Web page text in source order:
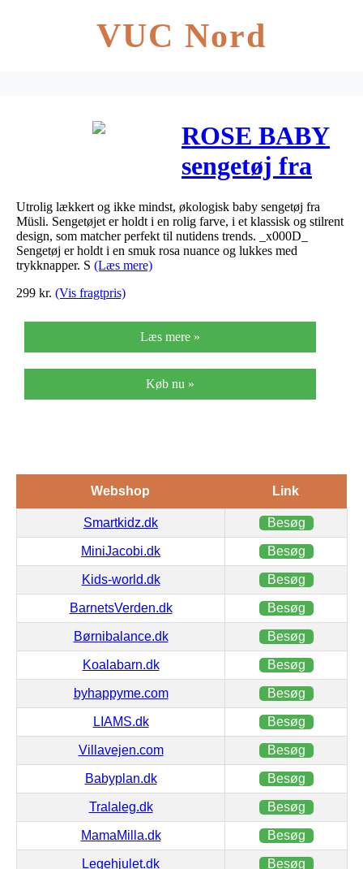
VUC Nord
ROSE BABY
sengetøj fra
Müsli
Utrolig lækkert og ikke mindst, økologisk baby sengetøj fra
Müsli. Sengetøjet er holdt i en rolig farve, i et klassisk og stilrent
design, som matcher perfekt til nutidens trends. _x000D_
Sengetøj er holdt i en smuk rosa nuance og lukkes med
trykknapper. S (Læs mere)
299 kr. (Vis fragtpris)
Læs mere »
Køb nu »
Webshop Link
Smartkidz.dk Besøg
MiniJacobi.dk Besøg
Kids-world.dk Besøg
BarnetsVerden.dk Besøg
Børnibalance.dk Besøg
Koalabarn.dk Besøg
byhappyme.com Besøg
LIAMS.dk Besøg
Villavejen.com Besøg
Babyplan.dk Besøg
Tralaleg.dk Besøg
MamaMilla.dk Besøg
Legehjulet.dk Besøg